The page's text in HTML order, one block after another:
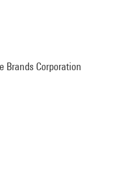
Brands Corporation